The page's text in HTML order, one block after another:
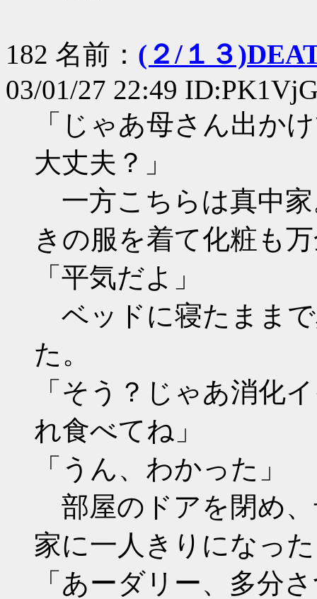
182 名前： (２/１３
03/01/27 22:49
「じゃあ母さん出か
大丈夫？」
一方こちらは真中家
きの服を着て化粧も
「平気だよ」
ベッドに寝たまま
た。
「そう？じゃあ消化
れ食べてね」
「うん、わかった」
部屋のドアを閉め
家に一人きりになっ
「あーダリー、多分